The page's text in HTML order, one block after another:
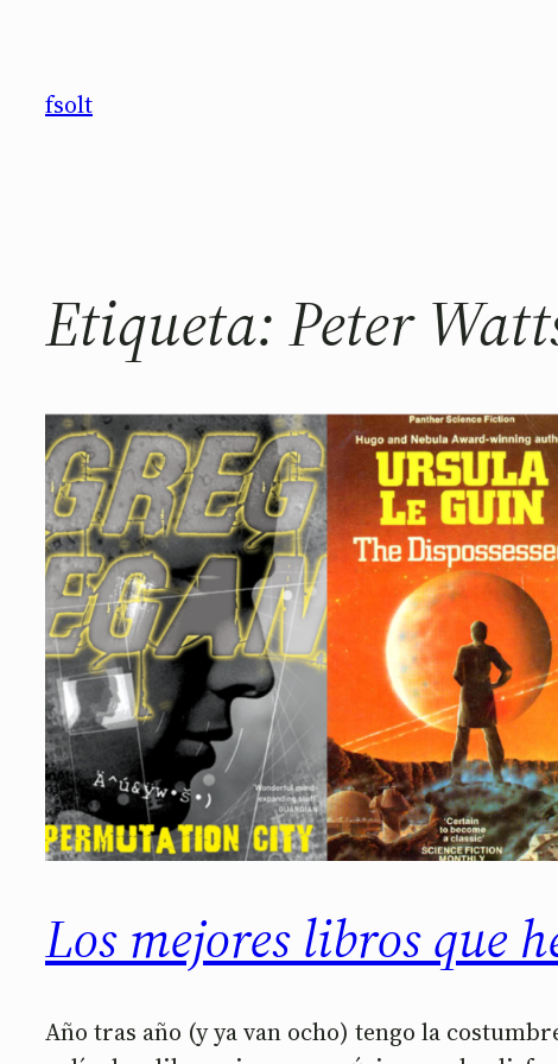
contenido
fsolt
Etiqueta:Peter
Los mejores libros que
Año tras año (y ya van ocho) tengo la